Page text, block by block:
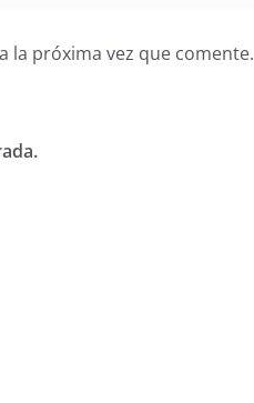
la próxima vez que comente.